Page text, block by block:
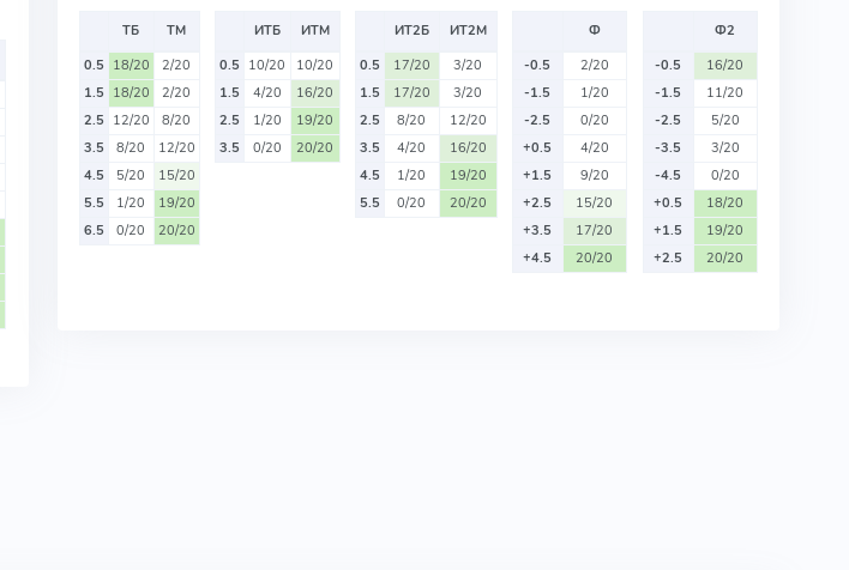
ТБ
ТМ
0.5 18/20
2/20
1.5 18/20
2/20
2.5 12/20
8/20
3.5
8/20
12/20
4.5
5/20
15/20
5.5
1/20
19/20
6.5
0/20 20/20
ИТБ
ИТМ
0.5 10/20
10/20
1.5
4/20
16/20
2.5
1/20
19/20
3.5
0/20 20/20
ИТ2Б
ИТ2М
0.5
17/20
3/20
1.5
17/20
3/20
2.5
8/20
12/20
3.5
4/20
16/20
4.5
1/20
19/20
5.5
0/20 20/20
Ф
-0.5
2/20
-1.5
1/20
-2.5
0/20
+0.5
4/20
+1.5
9/20
+2.5
15/20
+3.5
17/20
+4.5
20/20
Ф2
-0.5
16/20
-1.5
11/20
-2.5
5/20
-3.5
3/20
-4.5
0/20
+0.5
18/20
+1.5
19/20
+2.5
20/20